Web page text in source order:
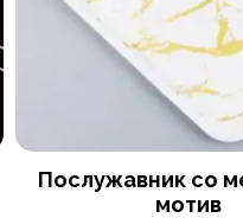
Послужавник со
мотив